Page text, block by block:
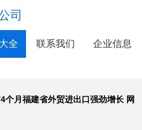
司
全 联系我们 企业信息
个月福建省外贸进出口强劲增长 网